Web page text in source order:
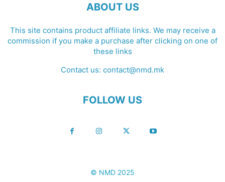
ABOUT US
This site contains product affiliate links. We may receive a
commission if you make a purchase after clicking on one of
these links
Contact us: contact@nmd.mk
FOLLOW US
© NMD 2025